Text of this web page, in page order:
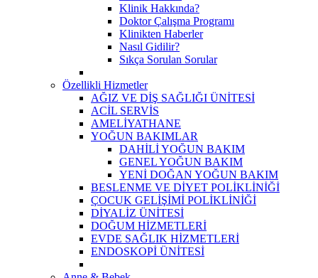
Klinik Hakkında?
Doktor Çalışma Programı
Klinikten Haberler
Nasıl Gidilir?
Sıkça Sorulan Sorular
Özellikli Hizmetler
AĞIZ VE DİŞ SAĞLIĞI ÜNİTESİ
ACİL SERVİS
AMELİYATHANE
YOĞUN BAKIMLAR
DAHİLİ YOĞUN BAKIM
GENEL YOĞUN BAKIM
YENİ DOĞAN YOĞUN BAKIM
BESLENME VE DİYET POLİKLİNİĞİ
ÇOCUK GELİŞİMİ POLİKLİNİĞİ
DİYALİZ ÜNİTESİ
DOĞUM HİZMETLERİ
EVDE SAĞLIK HİZMETLERİ
ENDOSKOPİ ÜNİTESİ